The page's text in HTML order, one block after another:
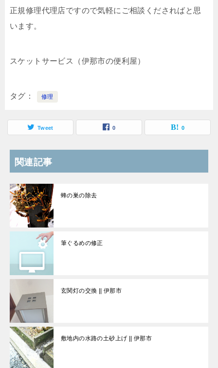
正規修理代理店ですので気軽にご相談くださればと思
います。
スケットサービス（伊那市の便利屋）
タグ 修理
Tweet 0 0
関連記事
蜂の巣の除去
筆ぐるめの修正
玄関灯の交換 || 伊那市
敷地内の水路の土砂上げ || 伊那市